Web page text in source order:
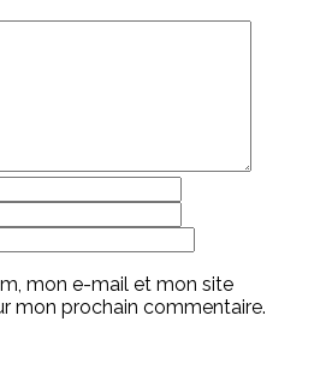
mon e-mail et mon site
mon prochain commentaire.